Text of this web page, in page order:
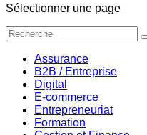
Sélectionner une page
Assurance
B2B / Entreprise
Digital
E-commerce
Entrepreneuriat
Formation